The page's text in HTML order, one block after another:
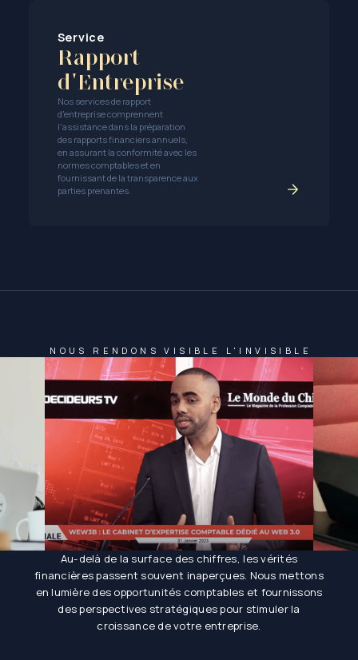
Service
Rapport
d'Entreprise
Nos services de rapport
d'entreprise comprennent
l'assistance dans la préparation
des rapports financiers annuels,
en assurant la conformité avec les
normes comptables et en
fournissant de la transparence aux
parties prenantes.
NOUS RENDONS VISIBLE L'INVISIBLE
Au-delà de la surface des chiffres, les vérités
financières passent souvent inaperçues. Nous mettons
en lumière des opportunités comptables et fournissons
des perspectives stratégiques pour stimuler la
croissance de votre entreprise.